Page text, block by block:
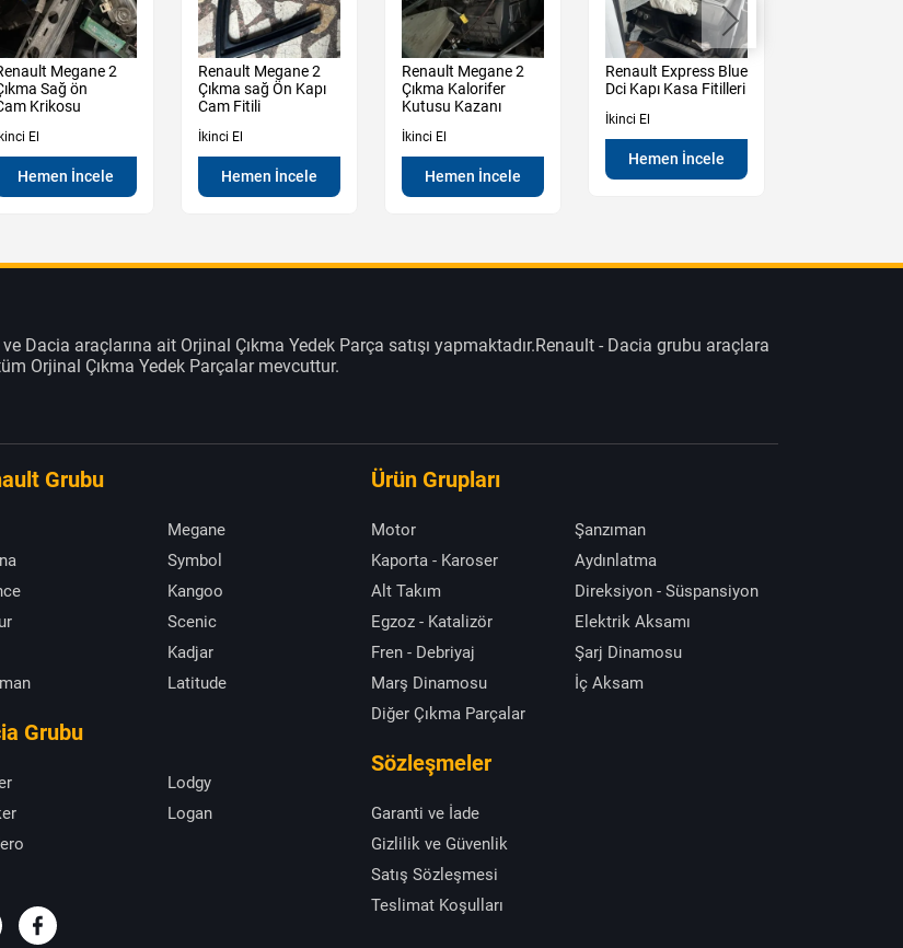
Megane 2
Sağ ön
Krikosu
İkinci El
Hemen İncele
Renault Megane 2
Çıkma sağ Ön Kapı
Cam Fitili
İkinci El
Hemen İncele
Renault Megane 2
Çıkma Kalorifer
Kutusu Kazanı
İkinci El
Hemen İncele
Renault Express Blue
Dci Kapı Kasa Fitilleri
İkinci El
Hemen İncele
Dacia araçlarına ait Orjinal Çıkma Yedek Parça satışı yapmaktadır.Renault - Dacia grubu araçlara
Orjinal Çıkma Yedek Parçalar mevcuttur.
Grubu
Megane
Symbol
Kangoo
Scenic
Kadjar
Latitude
Grubu
Lodgy
Logan
Ürün Grupları
Motor
Şanzıman
Kaporta - Karoser
Aydınlatma
Alt Takım
Direksiyon - Süspansiyon
Egzoz - Katalizör
Elektrik Aksamı
Fren - Debriyaj
Şarj Dinamosu
Marş Dinamosu
İç Aksam
Diğer Çıkma Parçalar
Sözleşmeler
Garanti ve İade
Gizlilik ve Güvenlik
Satış Sözleşmesi
Teslimat Koşulları